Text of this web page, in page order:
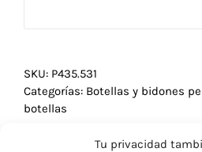
Tu privacidad
SKU: P435.531
Categorías: Botellas y bidones
botellas